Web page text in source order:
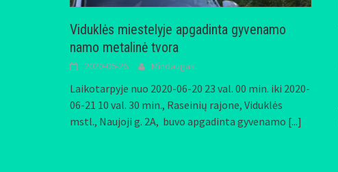
Viduklės miestelyje apgadinta gyvenamo
namo metalinė tvora
2020-06-26 Mindaugas
Laikotarpyje nuo 2020-06-20 23 val. 00 min. iki 2020-
06-21 10 val. 30 min., Raseinių rajone, Viduklės
mstl., Naujoji g. 2A, buvo apgadinta gyvenamo [...]